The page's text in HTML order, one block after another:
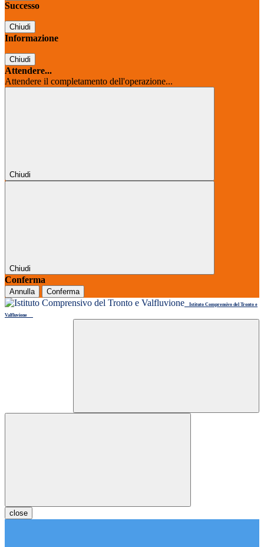
Successo
Chiudi
Informazione
Chiudi
Attendere...
Attendere il completamento dell'operazione...
Chiudi
Chiudi
Conferma
Annulla Conferma
Istituto Comprensivo del Tronto e
Valfluvione
close